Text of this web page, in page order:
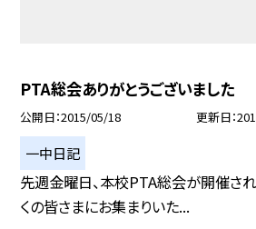
PTA総会ありがとうございました
公開日 2015/05/18 更新日
一中日記
先週金曜日、本校PTA総会が開催さ
くの皆さまにお集まりいた...